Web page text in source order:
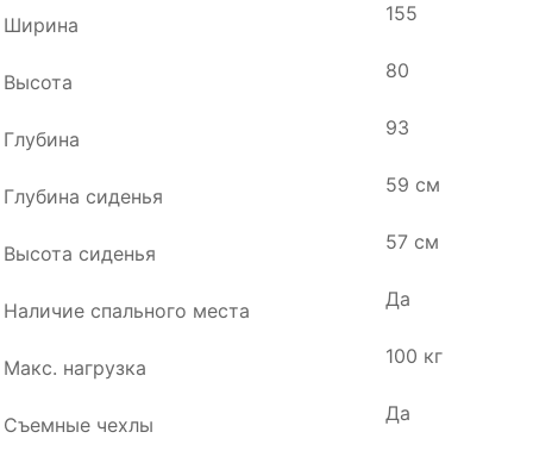
Ширина 155
Высота 80
Глубина 93
Глубина сиденья 59 см
Высота сиденья 57 см
Наличие спального места Да
Макс. нагрузка 100 кг
Съемные чехлы Да